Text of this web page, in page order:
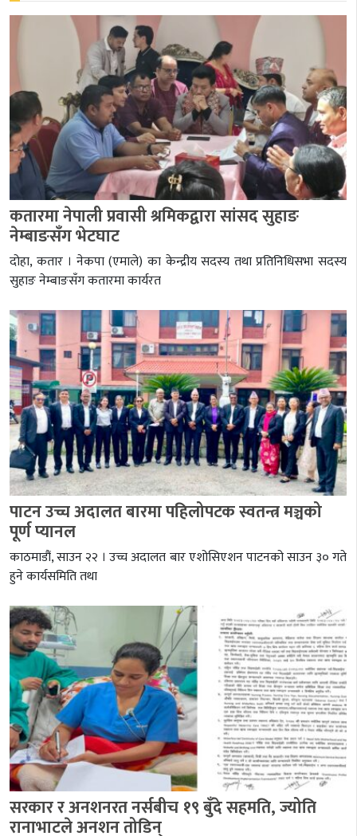
कतारमा नेपाली प्रवासी श्रमिकद्वारा सांसद सुहाङ
नेम्बाङसँग भेटघाट
दोहा, कतार । नेकपा (एमाले) का केन्द्रीय सदस्य तथा प्रतिनिधिसभा सदस्य
सुहाङ नेम्बाङसँग कतारमा कार्यरत
पाटन उच्च अदालत बारमा पहिलोपटक स्वतन्त्र मञ्चको
पूर्ण प्यानल
काठमाडौं, साउन २२ । उच्च अदालत बार एशोसिएशन पाटनको साउन ३० गते
हुने कार्यसमिति तथा
सरकार र अनशनरत नर्सबीच १९ बुँदे सहमति, ज्योति
रानाभाटले अनशन तोडिन्